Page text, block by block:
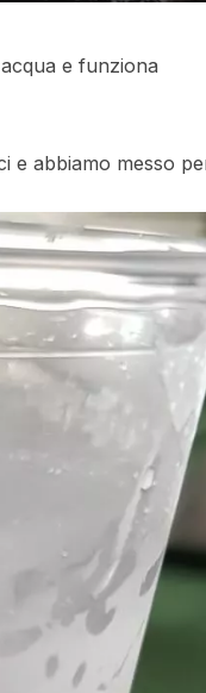
e funziona
e abbiamo messo